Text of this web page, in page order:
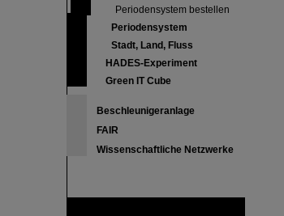
Periodensystem bestellen
Periodensystem
Stadt, Land, Fluss
HADES-Experiment
Green IT Cube
Beschleunigeranlage
FAIR
Wissenschaftliche Netzwerke